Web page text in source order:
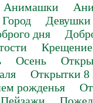
Анимашки
Город
Девушки
дня
Крещение
Осень
Открытки 8
рожденья